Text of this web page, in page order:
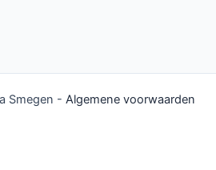
Smegen - Algemene voorwaarden